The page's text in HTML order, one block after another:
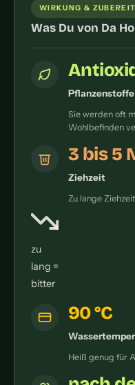
WIRKUNG &
Was Du von Da
Pflanzenstoffe
Sie werden oft
Wohlbefinden
3 bis 5
Ziehzeit
Zu lange
zu
lang =
bitter
90 °C
Heiß genug für